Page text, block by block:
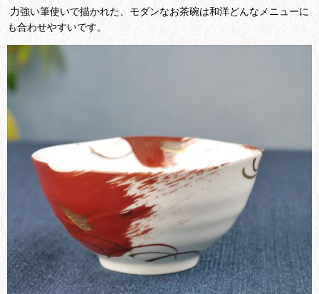
力強い筆使いで描かれた、モダンなお茶碗は和洋どんなメニューに
も合わせやすいです。